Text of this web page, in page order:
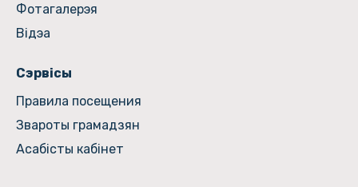
Фотагалерэя
Відэа
Сэрвісы
Правила посещения
Звароты грамадзян
Асабісты кабінет